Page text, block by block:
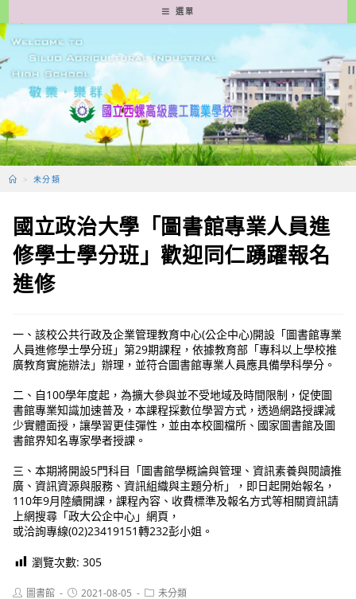
轉
至
要
容
選單
> 未分類
國立政治大學「圖書館專業人員進
修學士學分班」歡迎同仁踴躍報名
進修
一、該校公共行政及企業管理教育中心(公企中心)開設「圖書館專業
人員進修學士學分班」第29期課程，依據教育部「專科以上學校推
廣教育實施辦法」辦理，並符合圖書館專業人員應具備學科學分。
二、自100學年度起，為擴大參與並不受地域及時間限制，促使圖
書館專業知識加速普及，本課程採數位學習方式，透過網路授課減
少實體面授，讓學習更佳彈性，並由本校圖檔所、國家圖書館及圖
書館界知名專家學者授課。
三、本期將開設5門科目「圖書館學概論與管理、資訊素養與閱讀推
廣、資訊資源與服務、資訊組織與主題分析」，即日起開始報名，
110年9月陸續開課，課程內容、收費標準及報名方式等相關資訊請
上網搜尋「政大公企中心」網頁，
或洽詢專線(02)23419151轉232彭小姐。
瀏覽次數: 305
Post圖書館
Post2021-08-05
Post未分類